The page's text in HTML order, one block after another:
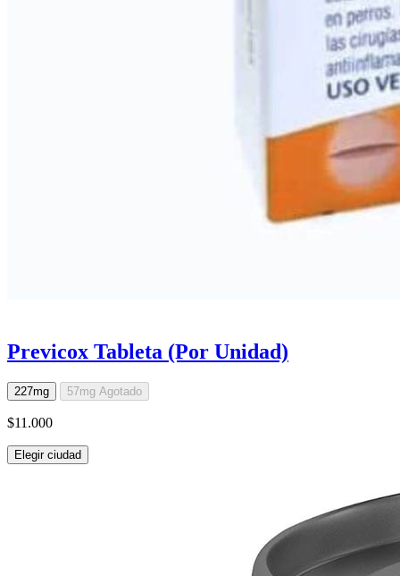
Previcox Tableta (Por Unidad)
227mg 57mg Agotado
$11.000
Elegir ciudad